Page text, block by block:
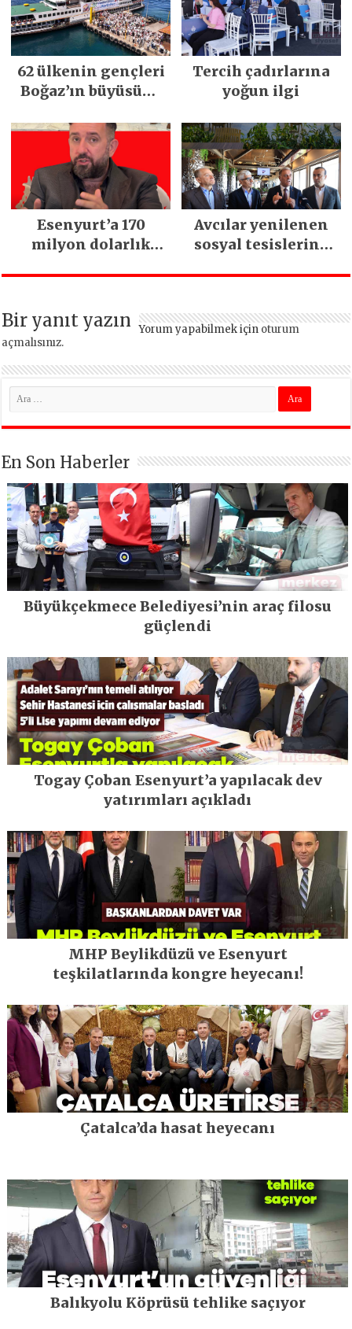
62 ülkenin gençleri
Boğaz’ın büyüsüne
Tercih çadırlarına
yoğun ilgi
Esenyurt’a 170
milyon dolarlık
İstanbul’un tek
Avcılar yenilenen
sosyal tesislerine
Bir yanıt yazın Yorum yapabilmek için oturum
açmalısınız.
En Son Haberler
Büyükçekmece Belediyesi’nin araç filosu
güçlendi
Togay Çoban Esenyurt’a yapılacak dev
yatırımları açıkladı
MHP Beylikdüzü ve Esenyurt
teşkilatlarında kongre heyecanı!
Çatalca’da hasat heyecanı
Balıkyolu Köprüsü tehlike saçıyor